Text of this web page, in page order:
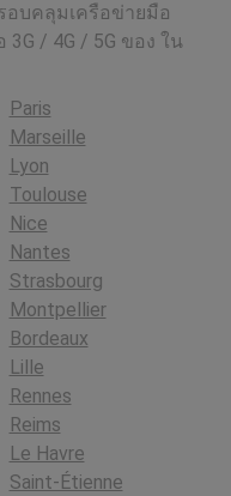
อบคลุมเครือข่ายมือ
3G / 4G / 5G ของ ใน
Paris
Marseille
Lyon
Toulouse
Nice
Nantes
Strasbourg
Montpellier
Bordeaux
Lille
Rennes
Reims
Le Havre
Saint-Étienne